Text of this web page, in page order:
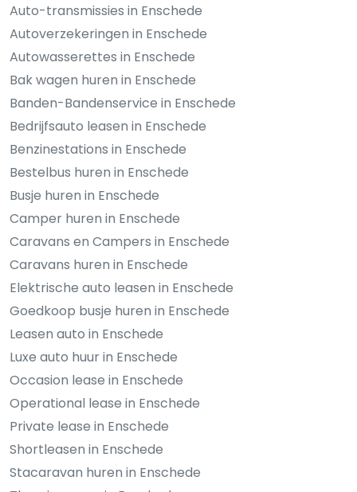
Auto-transmissies in Enschede
Autoverzekeringen in Enschede
Autowasserettes in Enschede
Bak wagen huren in Enschede
Banden-Bandenservice in Enschede
Bedrijfsauto leasen in Enschede
Benzinestations in Enschede
Bestelbus huren in Enschede
Busje huren in Enschede
Camper huren in Enschede
Caravans en Campers in Enschede
Caravans huren in Enschede
Elektrische auto leasen in Enschede
Goedkoop busje huren in Enschede
Leasen auto in Enschede
Luxe auto huur in Enschede
Occasion lease in Enschede
Operational lease in Enschede
Private lease in Enschede
Shortleasen in Enschede
Stacaravan huren in Enschede